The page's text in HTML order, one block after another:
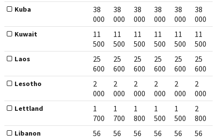
Kuba
38
000
38
000
38
000
38
000
38
000
38
000
Kuwait
11
500
11
500
11
500
11
500
11
500
11
500
Laos
25
600
25
600
25
600
25
600
25
600
25
600
Lesotho
2
000
2
000
2
000
2
000
2
000
2
000
Lettland
1
700
1
700
1
800
1
500
1
500
2
800
Libanon
56
56
56
56
56
56